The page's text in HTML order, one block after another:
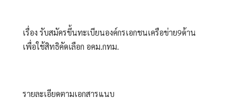
เรื่อง รับสมัครขึ้นทะเบียนองค์กรเอกชนเครือข่าย9ด้าน
เพื่อใช้สิทธิคัดเลือก อคม.กทม.
รายละเอียดตามเอกสารแนบ